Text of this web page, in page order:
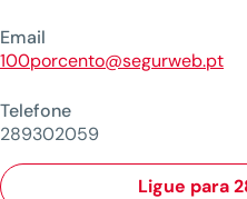
Email
100porcento@segurweb.pt
Telefone
289302059
Ligue para